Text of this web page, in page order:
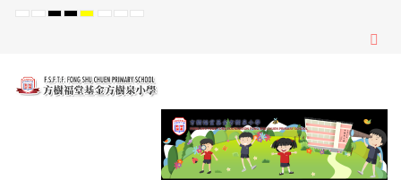
Default
NightHighHighHighSetSetSet